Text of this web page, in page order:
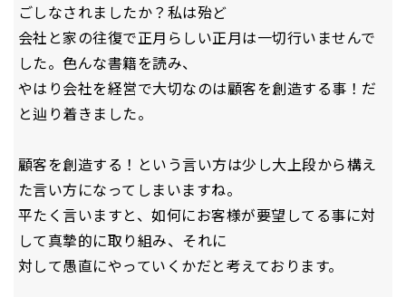
ごしなされましたか？私は殆ど
会社と家の往復で正月らしい正月は一切行いませんで
した。色んな書籍を読み、
やはり会社を経営で大切なのは顧客を創造する事！だ
と辿り着きました。
顧客を創造する！という言い方は少し大上段から構え
た言い方になってしまいますね。
平たく言いますと、如何にお客様が要望してる事に対
して真摯的に取り組み、それに
対して愚直にやっていくかだと考えております。